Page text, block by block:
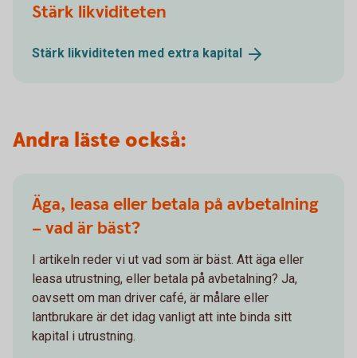
Stärk likviditeten
Stärk likviditeten med extra kapital
Andra läste också:
Äga, leasa eller betala på avbetalning
– vad är bäst?
I artikeln reder vi ut vad som är bäst. Att äga eller
leasa utrustning, eller betala på avbetalning? Ja,
oavsett om man driver café, är målare eller
lantbrukare är det idag vanligt att inte binda sitt
kapital i utrustning.